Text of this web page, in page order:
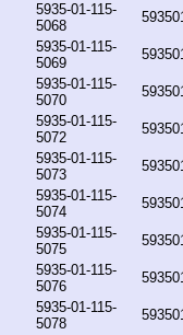
5935-01-115-
5068
5935-01-115-
5069
5935-01-115-
5070
5935-01-115-
5072
5935-01-115-
5073
5935-01-115-
5074
5935-01-115-
5075
5935-01-115-
5076
5935-01-115-
5078